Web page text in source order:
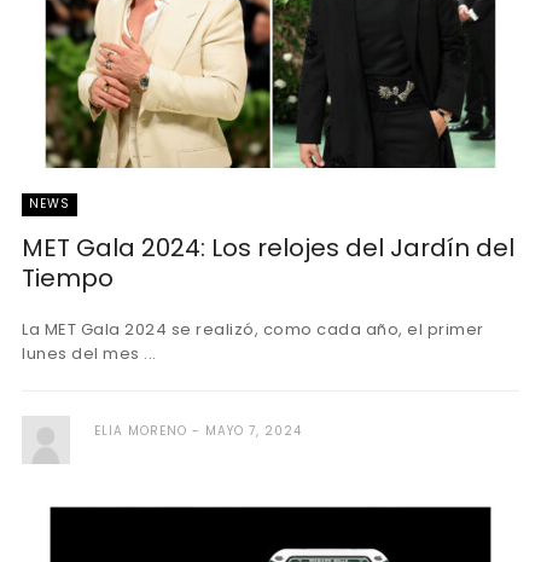
NEWS
MET Gala 2024: Los relojes del Jardín del
Tiempo
La MET Gala 2024 se realizó, como cada año, el primer
lunes del mes ...
ELIA MORENO MAYO 7, 2024